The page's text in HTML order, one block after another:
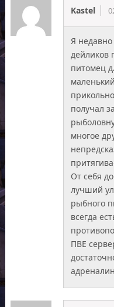
Kastel
Я
дейликов
питомец
получал
многое
От себя
лучший
рыбного
всегда
ПВЕ